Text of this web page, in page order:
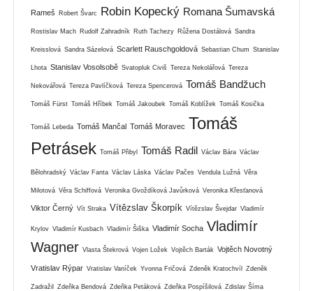
Rameš Robert Švarc Robin Kopecký Romana Šumavská
Rostislav Mach Rudolf Zahradník Ruth Tachezy Růžena Dostálová Sandra
Kreisslová Sandra Sázelová Scarlett Rauschgoldová Sebastian Chum Stanislav
Lhota Stanislav Vosolsobě Svatopluk Civiš Tereza Nekolářová Tereza
Nekovářová Tereza Pavlíčková Tereza Spencerová Tomáš Bandžuch
Tomáš Fürst Tomáš Hříbek Tomáš Jakoubek Tomáš Koblížek Tomáš Kosička
Tomáš Lebeda Tomáš Mančal Tomáš Moravec Tomáš
Petrásek Tomáš Přibyl Tomáš Radil Václav Bára Václav
Bělohradský Václav Fanta Václav Láska Václav Pačes Vendula Lužná Věra
Milotová Věra Schiffová Veronika Gvoždíková Javůrková Veronika Křesťanová
Viktor Černý Vít Straka Vítězslav Škorpík Vítězslav Švejdar Vladimír
Krylov Vladimír Kusbach Vladimír Šiška Vladimír Socha Vladimír
Wagner Vlasta Štekrová Vojen Ložek Vojtěch Barták Vojtěch Novotný
Vratislav Rýpar Vratislav Vaníček Yvonna Fričová Zdeněk Kratochvíl Zdeněk
Zadražil Zdeňka Bendová Zdeňka Petáková Zdeňka Pospíšilová Zdislav Šíma